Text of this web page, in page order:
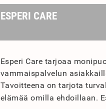
ESPERI CARE
Esperi Care tarjoaa
vammaispalvelun
Tavoitteena on tarjota
elämää omilla ehdoillaan.